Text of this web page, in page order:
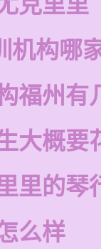
机构哪
福州有
大概要
里的琴
么样